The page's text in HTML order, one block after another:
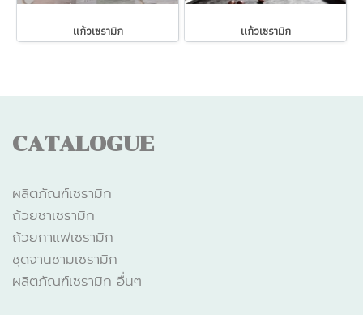
แก้วเซรามิก แก้วเซรามิก
CATALOGUE
ผลิตภัณฑ์เซรามิก
ถ้วยชาเซรามิก
ถ้วยกาแฟเซรามิก
ชุดจานชามเซรามิก
ผลิตภัณฑ์เซรามิก อื่นๆ